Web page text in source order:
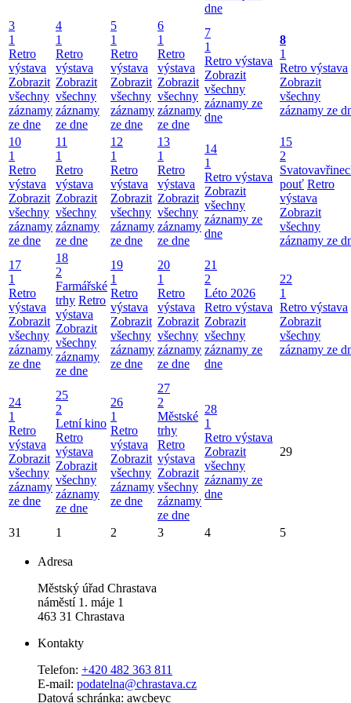
dne
3
1
Retro
výstava
Zobrazit
všechny
záznamy
ze dne
4
1
Retro
výstava
Zobrazit
všechny
záznamy
ze dne
5
1
Retro
výstava
Zobrazit
všechny
záznamy
ze dne
6
1
Retro
výstava
Zobrazit
všechny
záznamy
ze dne
7
1
Retro výstava
Zobrazit
všechny
záznamy ze
dne
8
1
Retro výstava
Zobrazit
všechny
záznamy ze
10
1
Retro
výstava
Zobrazit
všechny
záznamy
ze dne
11
1
Retro
výstava
Zobrazit
všechny
záznamy
ze dne
12
1
Retro
výstava
Zobrazit
všechny
záznamy
ze dne
13
1
Retro
výstava
Zobrazit
všechny
záznamy
ze dne
14
1
Retro výstava
Zobrazit
všechny
záznamy ze
dne
15
2
pouť Retro
výstava
Zobrazit
všechny
záznamy ze
17
1
Retro
výstava
Zobrazit
všechny
záznamy
ze dne
18
2
Farmářské
trhy Retro
výstava
Zobrazit
všechny
záznamy
ze dne
19
1
Retro
výstava
Zobrazit
všechny
záznamy
ze dne
20
1
Retro
výstava
Zobrazit
všechny
záznamy
ze dne
21
2
Léto 2026
Retro výstava
Zobrazit
všechny
záznamy ze
dne
22
1
Retro výstava
Zobrazit
všechny
záznamy ze
24
1
Retro
výstava
Zobrazit
všechny
záznamy
ze dne
25
2
Letní kino
Retro
výstava
Zobrazit
všechny
záznamy
ze dne
26
1
Retro
výstava
Zobrazit
všechny
záznamy
ze dne
27
2
Městské
trhy
Retro
výstava
Zobrazit
všechny
záznamy
ze dne
28
1
Retro výstava
Zobrazit
všechny
záznamy ze
dne
29
31 1 2 3 4 5
Adresa
Městský úřad Chrastava
náměstí 1. máje 1
463 31 Chrastava
Kontakty
Telefon: +420 482 363 811
E-mail: podatelna@chrastava.cz
Datová schránka: awcbeyc